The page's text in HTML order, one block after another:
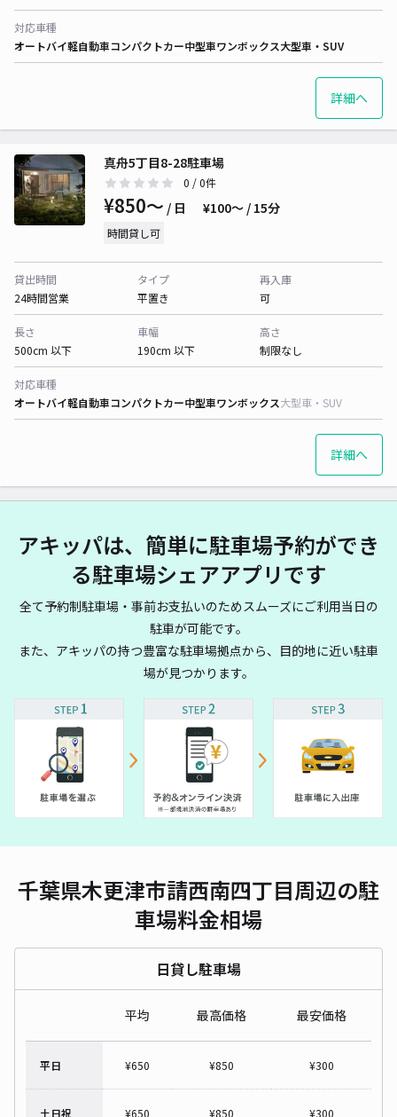
対応車種
オートバイ軽自動車コンパクトカー中型車ワンボックス大型車・SUV
詳細へ
真舟5丁目8-28駐車場
0 / 0件
¥850〜 / 日 ¥100〜 / 15分
時間貸し可
貸出時間
24時間営業
タイプ
平置き
再入庫
可
長さ
500cm 以下
車幅
190cm 以下
高さ
制限なし
対応車種
オートバイ軽自動車コンパクトカー中型車ワンボックス大型車・SUV
詳細へ
アキッパは、簡単に駐車場予約ができ
る駐車場シェアアプリです
全て予約制駐車場・事前お支払いのためスムーズにご利用当日の
駐車が可能です。
また、アキッパの持つ豊富な駐車場拠点から、目的地に近い駐車
場が見つかります。
千葉県木更津市請西南四丁目周辺の駐
車場料金相場
日貸し駐車場
平均 最高価格 最安価格
平日 ¥650 ¥850 ¥300
土日祝 ¥650 ¥850 ¥300